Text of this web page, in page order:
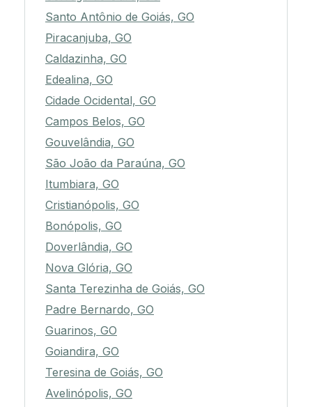
Santo Antônio de Goiás, GO
Piracanjuba, GO
Caldazinha, GO
Edealina, GO
Cidade Ocidental, GO
Campos Belos, GO
Gouvelândia, GO
São João da Paraúna, GO
Itumbiara, GO
Cristianópolis, GO
Bonópolis, GO
Doverlândia, GO
Nova Glória, GO
Santa Terezinha de Goiás, GO
Padre Bernardo, GO
Guarinos, GO
Goiandira, GO
Teresina de Goiás, GO
Avelinópolis, GO